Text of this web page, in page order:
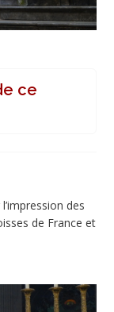
ce
des
de France et